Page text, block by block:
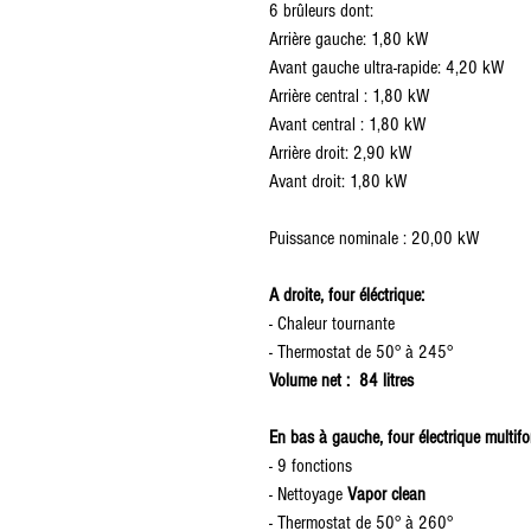
6 brûleurs dont:
Arrière gauche: 1,80 kW
Avant gauche ultra-rapide: 4,20 kW
Arrière central : 1,80 kW
Avant central : 1,80 kW
Arrière droit: 2,90 kW
Avant droit: 1,80 kW
Puissance nominale : 20,00 kW
A droite, four éléctrique:
- Chaleur tournante
- Thermostat de 50° à 245°
Volume net : 84 litres
En bas à gauche, four électrique
- 9 fonctions
- Nettoyage Vapor clean
- Thermostat de 50° à 260°